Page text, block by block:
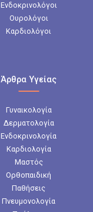
Ενδοκρινολόγοι
Ουρολόγοι
Καρδιολόγοι
Άρθρα Υγείας
Γυναικολογία
Δερματολογία
Ενδοκρινολογία
Καρδιολογία
Μαστός
Ορθοπαιδική
Παθήσεις
Πνευμονολογία